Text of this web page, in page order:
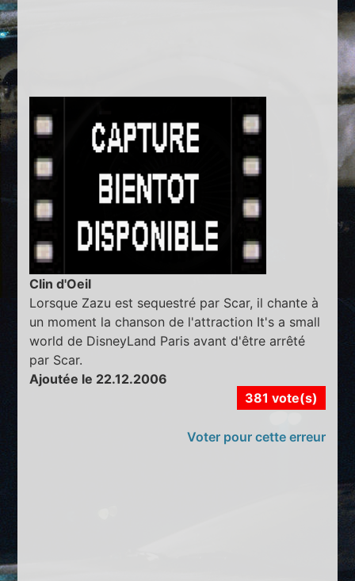
Clin d'Oeil
Lorsque Zazu est sequestré par Scar, il chante à
un moment la chanson de l'attraction It's a small
world de DisneyLand Paris avant d'être arrêté
par Scar.
Ajoutée le 22.12.2006
381 vote(s)
Voter pour cette erreur